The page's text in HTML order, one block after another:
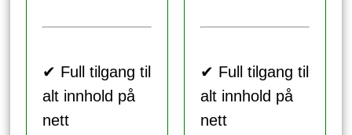
✔ Full tilgang til
alt innhold på
nett
✔ Full tilgang til
alt innhold på
nett